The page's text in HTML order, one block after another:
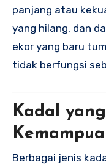
panjang atau
yang hilang, dan
ekor yang baru
tidak berfungsi
Kadal
Berbagai jenis